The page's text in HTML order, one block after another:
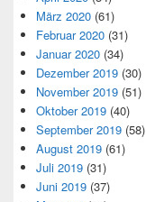
März 2020 (61)
Februar 2020 (31)
Januar 2020 (34)
Dezember 2019 (30)
November 2019 (51)
Oktober 2019 (40)
September 2019 (58)
August 2019 (61)
Juli 2019 (31)
Juni 2019 (37)